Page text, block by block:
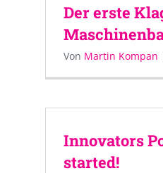
Der erste
Von Martin Kompan
Innovators
started!